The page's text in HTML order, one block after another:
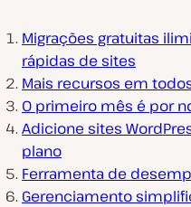
Migrações gratuitas
rápidas de sites
Mais recursos em
O primeiro mês é por
Adicione sites
plano
Ferramenta de
Gerenciamento